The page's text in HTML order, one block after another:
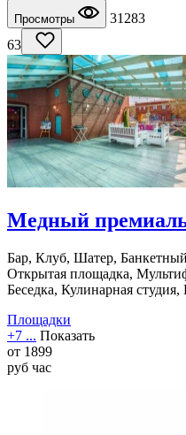
Просмотры
31283
63
Медный
Бар, Клуб, Шатер,
Открытая площадка,
Беседка, Кулинарная
Площадки
+7 ... Показать
от 1899
руб час